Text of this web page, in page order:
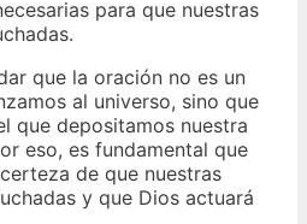
para que nuestras
que la oración no es un
al universo, sino que
que depositamos nuestra
eso, es fundamental que
de que nuestras
y que Dios actuará